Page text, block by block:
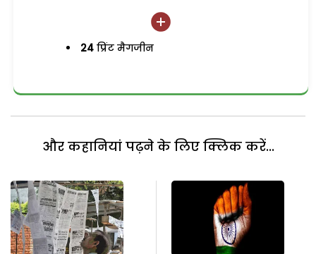
24 प्रिंट मैगजीन
और कहानियां पढ़ने के लिए क्लिक करें...